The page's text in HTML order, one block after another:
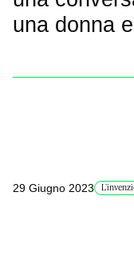
una donna
29 Giugno 2023